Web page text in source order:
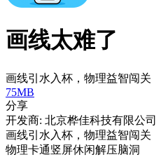
画线太难了
画线引水入杯，物理益智闯关
75MB
分享
开发商: 北京桦佳科技有限公司
画线引水入杯，物理益智闯关
物理卡通竖屏休闲解压脑洞